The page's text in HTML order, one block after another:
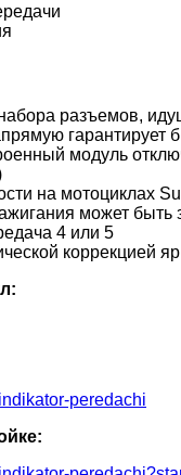
разъемов,
модуль
на мотоциклах
может
4 или 5
коррекцией
peredachi